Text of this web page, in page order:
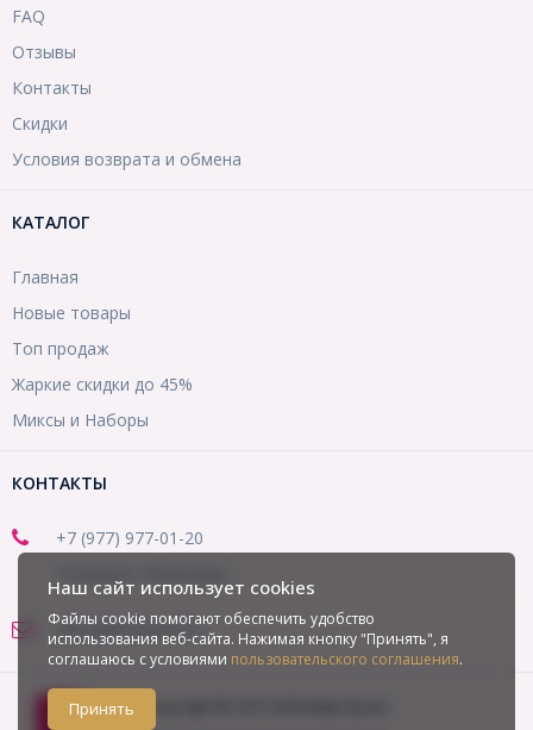
FAQ
Отзывы
Контакты
Скидки
Условия возврата и обмена
КАТАЛОГ
Главная
Новые товары
Топ продаж
Жаркие скидки до 45%
Миксы и Наборы
КОНТАКТЫ
+7 (977) 977-01-20
office@mirbusin.ru
Наш сайт использует cookies
Файлы cookie помогают обеспечить удобство
использования веб-сайта. Нажимая кнопку "Принять", я
соглашаюсь с условиями пользовательского соглашения.
Принять